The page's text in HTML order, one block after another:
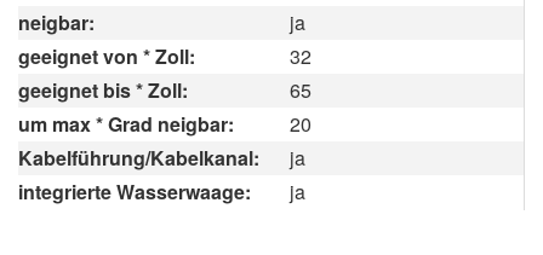
neigbar:
ja
geeignet von * Zoll:
32
geeignet bis * Zoll:
65
um max * Grad neigbar:
20
Kabelführung/Kabelkanal:
ja
integrierte Wasserwaage:
ja